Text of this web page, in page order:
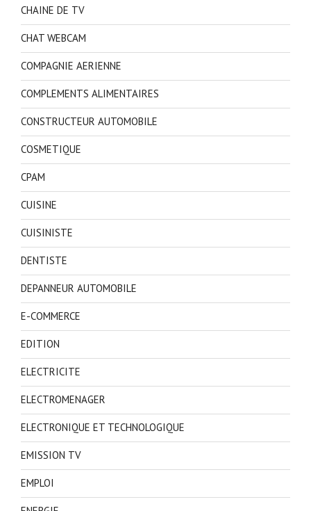
CHAINE DE TV
CHAT WEBCAM
COMPAGNIE AERIENNE
COMPLEMENTS ALIMENTAIRES
CONSTRUCTEUR AUTOMOBILE
COSMETIQUE
CPAM
CUISINE
CUISINISTE
DENTISTE
DEPANNEUR AUTOMOBILE
E-COMMERCE
EDITION
ELECTRICITE
ELECTROMENAGER
ELECTRONIQUE ET TECHNOLOGIQUE
EMISSION TV
EMPLOI